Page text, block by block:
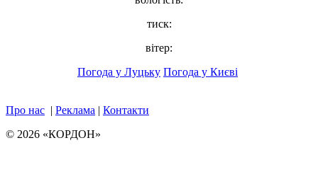
тиск:
вітер:
Погода у Луцьку Погода у Києві
Про нас | Реклама | Контакти
© 2026 «КОРДОН»